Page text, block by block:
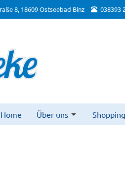
8, 18609 Ostseebad Binz 038393
Home Über uns Shopping